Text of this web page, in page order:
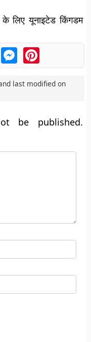
के लिए यूनाइटेड किंगडम
MessengerPinterest
last modified on
be published.